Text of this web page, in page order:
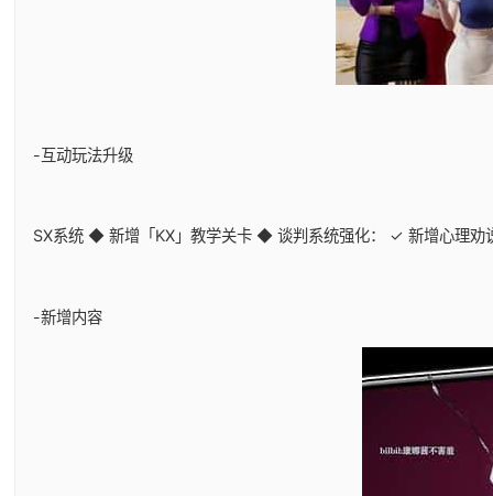
-互动玩法升级
SX系统 ◆ 新增「KX」教学关卡 ◆ 谈判系统强化： ✓ 新增心理
-新增内容